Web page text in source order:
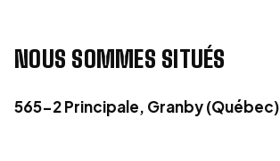
NOUS SOMMES SITUÉS
565-2 Principale, Granby (Québec)